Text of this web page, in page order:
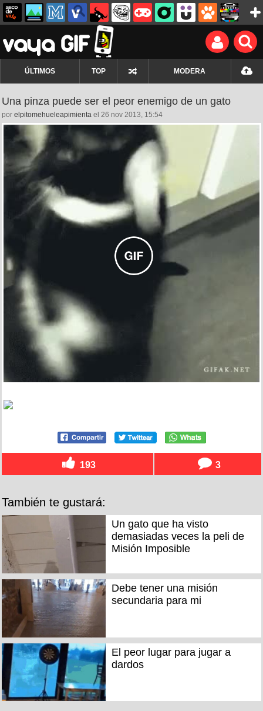
ÚLTIMOS TOP MODERA
Una pinza puede ser el peor enemigo de un gato
por elpitomehueleapimienta el 26 nov 2013, 15:54
193 3
También te gustará:
Un gato que ha visto
demasiadas veces la peli de
Misión Imposible
Debe tener una misión
secundaria para mi
El peor lugar para jugar a
dardos